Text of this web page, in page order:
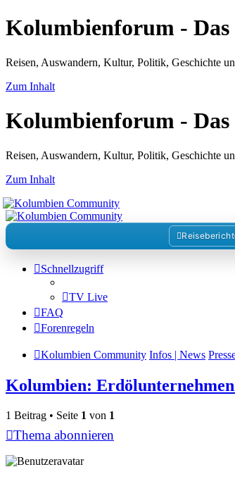
Kolumbienforum - Das
Reisen, Auswandern, Kultur, Politik, Geschichte
Zum Inhalt
Kolumbienforum - Das
Reisen, Auswandern, Kultur, Politik, Geschichte
Zum Inhalt
Schnellzugriff
TV Live
FAQ
Forenregeln
Kolumbien Community Infos | News
Kolumbien:
1 Beitrag • Seite 1 von 1
Thema abonnieren